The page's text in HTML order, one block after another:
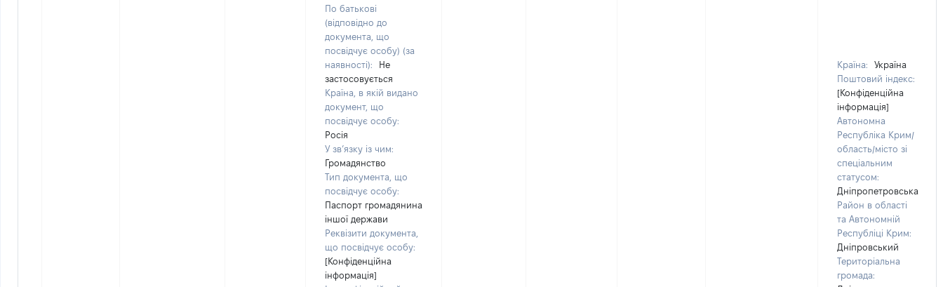
По батькові
(відповідно до
документа, що
посвідчує особу) (за
наявності):
Не
застосовується
Країна, в якій видано
документ, що
посвідчує особу:
Росія
У зв’язку із чим:
Громадянство
Тип документа, що
посвідчує особу:
Паспорт громадянина
іншої держави
Реквізити документа,
що посвідчує особу:
[Конфіденційна
інформація]
Країна:
Україна
Поштовий індекс:
[Конфіденційна
інформація]
Автономна
Республіка Крим/
область/місто зі
спеціальним
статусом:
Дніпропетровська
Район в області
та Автономній
Республіці Крим:
Дніпровський
Територіальна
громада: